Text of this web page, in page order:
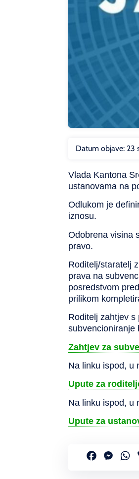
Datum objave: 23
Vlada Kantona
ustanovama na
Odlukom je
iznosu.
Odobrena visina
pravo.
Roditelj/staratelj
prava na
posredstvom
prilikom
Roditelj zahtjev
subvencioniranje
Zahtjev za
Na linku ispod, u
Upute za
Na linku ispod, u
Upute za
Facebook